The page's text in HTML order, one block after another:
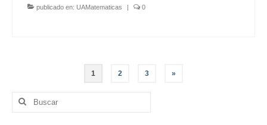
publicado en: UAMatematicas | 0
Paginación
de
entradas
1 2 3 »
Buscar